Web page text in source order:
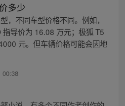
多少
，不同车型价格不同。例如，
导价为 16.08 万元；极狐 T5
元。但车辆价格可能会因地
00:38